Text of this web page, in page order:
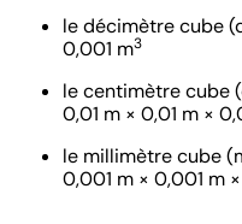
le décimètre cube
0,001 m3
le centimètre cube
0,01 m × 0,01 m ×
le millimètre cube
0,001 m × 0,001 m